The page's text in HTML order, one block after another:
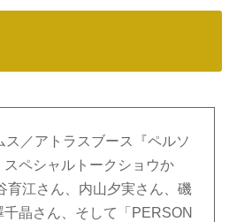
ス／アトラスブース『ペルソ
ペシャルトークショウか
育江さん、内山夕実さん、磯
晶さん、そして「PERSON